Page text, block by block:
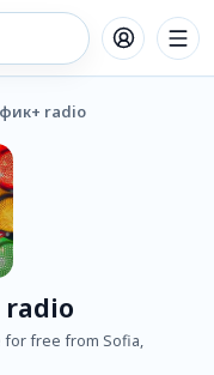
radio
for free from Sofia,